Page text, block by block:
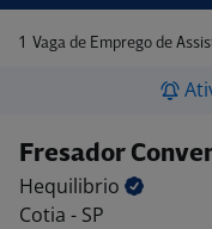
1 Vaga de Emprego de
Fresador
Hequilibrio
Cotia - SP